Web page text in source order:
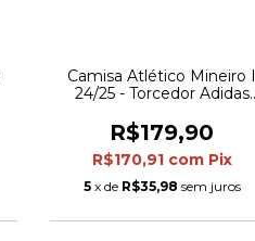
Camisa Atlético Mineiro I
24/25 - Torcedor Adidas
R$179,90
R$170,91 com Pix
5 x de R$35,98 sem juros